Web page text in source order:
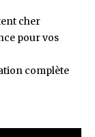
cher
pour vos
complète